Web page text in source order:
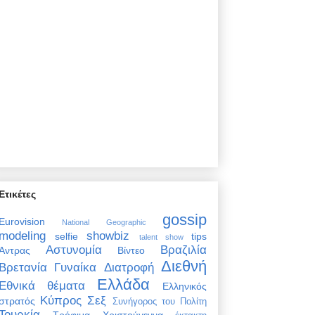
National Geographic gossip
selfie showbiz talent show
tips
Αστυνομία Βίντεο
Βραζιλία
Γυναίκα Διατροφή Διεθνή
θέματα Ελλάδα
Ελληνικός
Κύπρος Σεξ Συνήγορος του Πολίτη